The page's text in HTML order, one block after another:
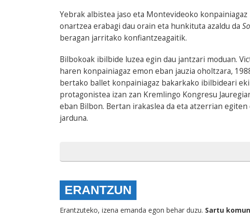
Yebrak albistea jaso eta Montevideoko
onartzea erabagi dau orain eta hunkituta azaldu da
beragan jarritako konfiantzeagaitik.
Bilbokoak ibilbide luzea egin dau jantzari moduan.
haren konpainiagaz emon eban jauzia oholtzara,
bertako ballet konpainiagaz bakarkako ibilbideari
protagonistea izan zan Kremlingo Kongresu
eban Bilbon. Bertan irakaslea da eta atzerrian
jarduna.
ERANTZUN
Erantzuteko, izena emanda egon behar duzu. Sartu